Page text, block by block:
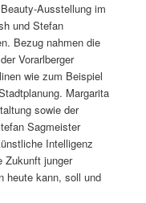
Ausstellung im
und Stefan
Bezug nahmen die
Vorarlberger
wie zum Beispiel
Margarita
sowie der
Sagmeister
Intelligenz
Zukunft junger
heute kann, soll und